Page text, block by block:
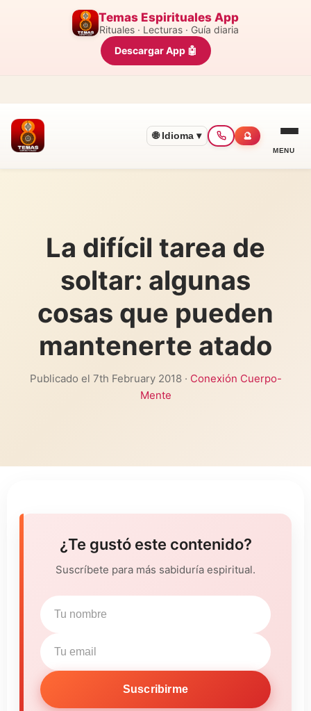
Temas Espirituales App
Rituales · Lecturas · Guía diaria
Descargar App 🤖
🌐 Idioma ▾ 🔮
MENU
La difícil tarea de
soltar: algunas
cosas que pueden
mantenerte atado
Publicado el 7th February 2018 · Conexión Cuerpo-
Mente
¿Te gustó este contenido?
Suscríbete para más sabiduría espiritual.
Suscribirme